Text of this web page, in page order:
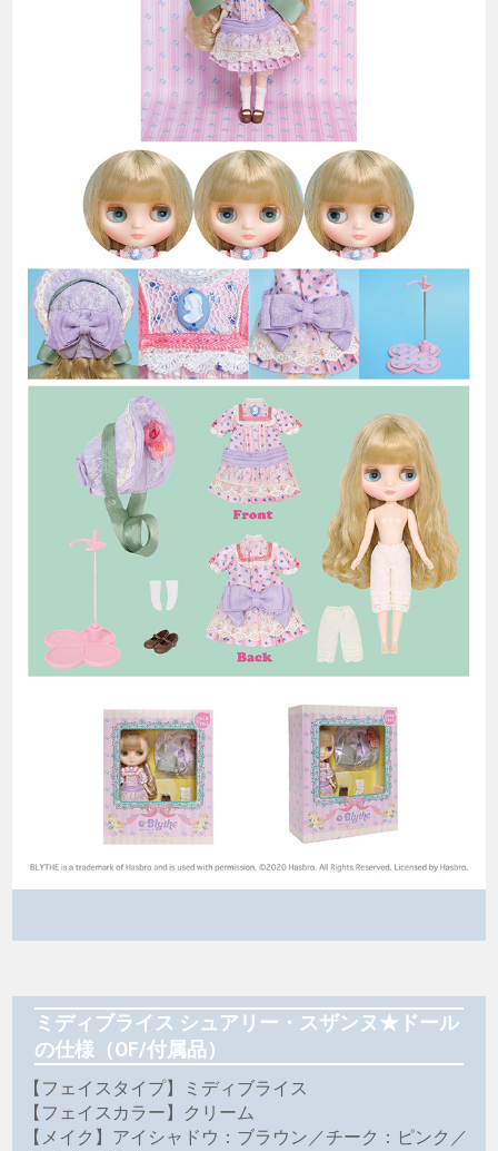
ミディブライス シュアリー・スザンヌ★ドール
の仕様（OF/付属品）
【フェイスタイプ】ミディブライス
【フェイスカラー】クリーム
【メイク】アイシャドウ：ブラウン／チーク：ピンク／